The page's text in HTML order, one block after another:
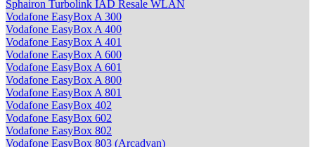
Sphairon Turbolink IAD Resale WLAN
Vodafone EasyBox A 300
Vodafone EasyBox A 400
Vodafone EasyBox A 401
Vodafone EasyBox A 600
Vodafone EasyBox A 601
Vodafone EasyBox A 800
Vodafone EasyBox A 801
Vodafone EasyBox 402
Vodafone EasyBox 602
Vodafone EasyBox 802
Vodafone EasyBox 803 (Arcadyan)